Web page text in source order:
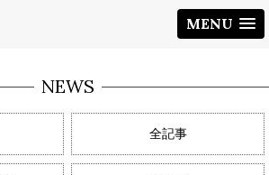
MENU
NEWS
全記事